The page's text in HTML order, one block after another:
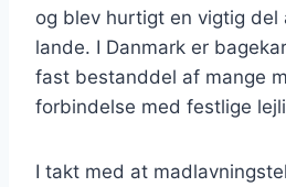
og blev hurtigt en vigtig del
lande. I Danmark er
fast bestanddel af mange
forbindelse med festlige
I takt med at